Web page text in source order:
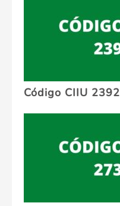
Código CIIU 2392